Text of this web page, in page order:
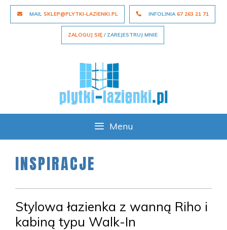
Skip
MAIL SKLEP@PLYTKI-LAZIENKI.PL INFOLINIA67 263 21 71
ZALOGUJ SIĘ / ZAREJESTRUJ MNIE
Menu
INSPIRACJE
Stylowa łazienka z wanną Riho i
kabiną typu Walk-In